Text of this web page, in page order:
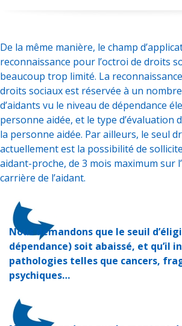
De la même manière, le champ
reconnaissance pour l’octroi de droits
beaucoup trop limité. La
droits sociaux est réservée à un
d’aidants vu le niveau de dépendance
personne aidée, et le type d’évaluation
la personne aidée. Par ailleurs, le seul
actuellement est la possibilité de
aidant-proche, de 3 mois maximum sur
carrière de l’aidant.
Nous demandons que le seuil
dépendance) soit abaissé, et qu’il
pathologies telles que cancers,
psychiques…